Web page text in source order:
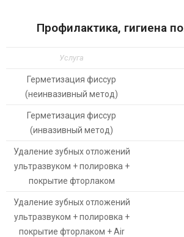
Профилактика, гигиена
Услуга
Герметизация фиссур
(неинвазивный метод)
Герметизация фиссур
(инвазивный метод)
Удаление зубных отложений
ультразвуком + полировка +
покрытие фторлаком
Удаление зубных отложений
ультразвуком + полировка +
покрытие фторлаком + Air